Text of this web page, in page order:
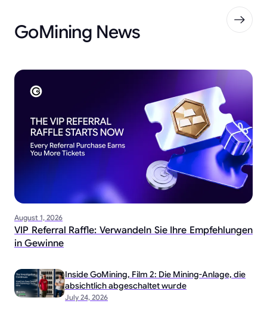
GoMining News
August 1, 2026
VIP Referral Raffle: Verwandeln Sie Ihre Empfehlungen
in Gewinne
July 24, 2026
Inside GoMining, Film 2: Die Mining-Anlage, die
absichtlich abgeschaltet wurde